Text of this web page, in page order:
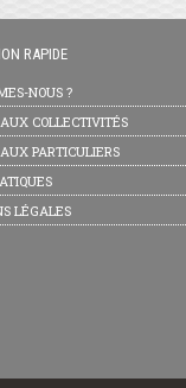
RAPIDE
NOUS ?
COLLECTIVITÉS
PARTICULIERS
LÉGALES